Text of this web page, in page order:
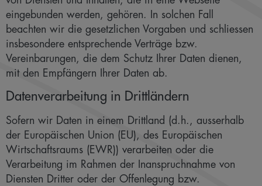
eingebunden werden, gehören. In solchen Fall
beachten wir die gesetzlichen Vorgaben und schliessen
insbesondere entsprechende Verträge bzw.
Vereinbarungen, die dem Schutz Ihrer Daten dienen,
mit den Empfängern Ihrer Daten ab.
Datenverarbeitung in Drittländern
Sofern wir Daten in einem Drittland (d.h., ausserhalb
der Europäischen Union (EU), des Europäischen
Wirtschaftsraums (EWR)) verarbeiten oder die
Verarbeitung im Rahmen der Inanspruchnahme von
Diensten Dritter oder der Offenlegung bzw.